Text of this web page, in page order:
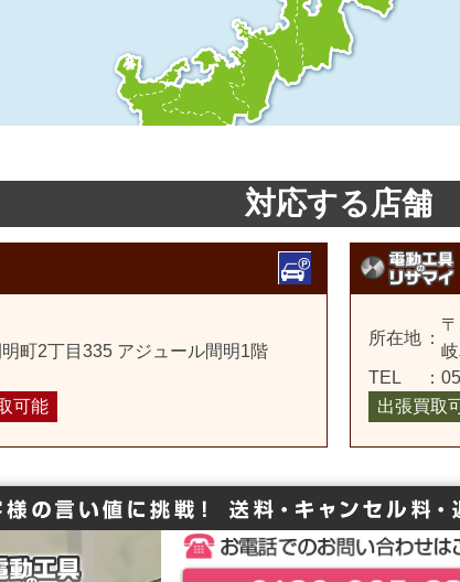
対応する店舗
町2丁目335 アジュール間明1階
可能
所在地 ：
TEL
：
出張買取